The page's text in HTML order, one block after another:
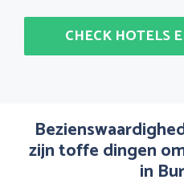
CHECK HOTELS
zijn toffe dingen
in